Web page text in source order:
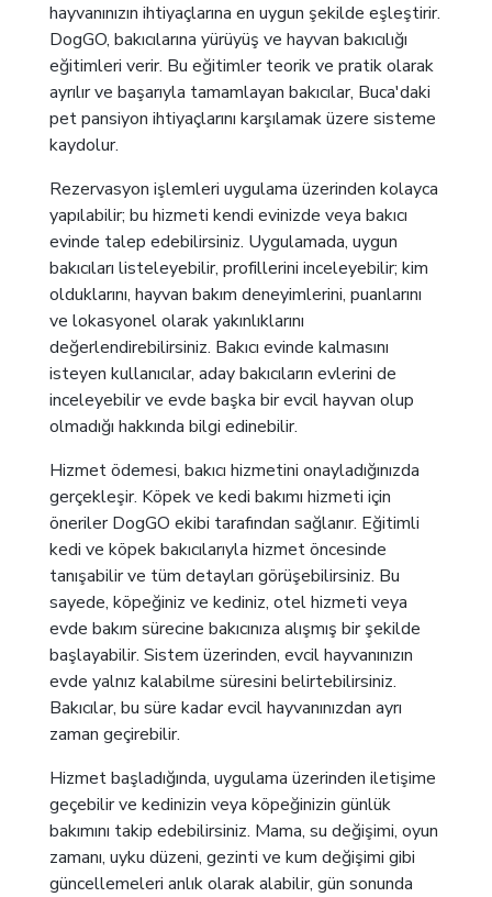
hayvanınızın ihtiyaçlarına en uygun şekilde eşleştirir.
DogGO, bakıcılarına yürüyüş ve hayvan bakıcılığı
eğitimleri verir. Bu eğitimler teorik ve pratik olarak
ayrılır ve başarıyla tamamlayan bakıcılar, Buca'daki
pet pansiyon ihtiyaçlarını karşılamak üzere sisteme
kaydolur.
Rezervasyon işlemleri uygulama üzerinden kolayca
yapılabilir; bu hizmeti kendi evinizde veya bakıcı
evinde talep edebilirsiniz. Uygulamada, uygun
bakıcıları listeleyebilir, profillerini inceleyebilir; kim
olduklarını, hayvan bakım deneyimlerini, puanlarını
ve lokasyonel olarak yakınlıklarını
değerlendirebilirsiniz. Bakıcı evinde kalmasını
isteyen kullanıcılar, aday bakıcıların evlerini de
inceleyebilir ve evde başka bir evcil hayvan olup
olmadığı hakkında bilgi edinebilir.
Hizmet ödemesi, bakıcı hizmetini onayladığınızda
gerçekleşir. Köpek ve kedi bakımı hizmeti için
öneriler DogGO ekibi tarafından sağlanır. Eğitimli
kedi ve köpek bakıcılarıyla hizmet öncesinde
tanışabilir ve tüm detayları görüşebilirsiniz. Bu
sayede, köpeğiniz ve kediniz, otel hizmeti veya
evde bakım sürecine bakıcınıza alışmış bir şekilde
başlayabilir. Sistem üzerinden, evcil hayvanınızın
evde yalnız kalabilme süresini belirtebilirsiniz.
Bakıcılar, bu süre kadar evcil hayvanınızdan ayrı
zaman geçirebilir.
Hizmet başladığında, uygulama üzerinden iletişime
geçebilir ve kedinizin veya köpeğinizin günlük
bakımını takip edebilirsiniz. Mama, su değişimi, oyun
zamanı, uyku düzeni, gezinti ve kum değişimi gibi
güncellemeleri anlık olarak alabilir, gün sonunda